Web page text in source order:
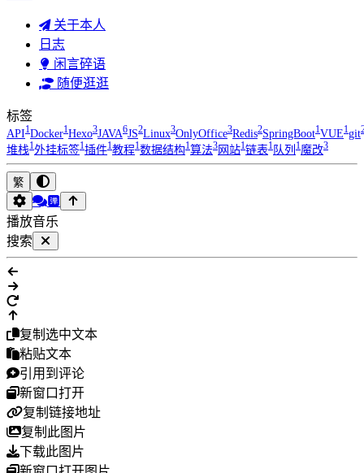
关于本人
日志
闲言碎语
随便逛逛
标签
API1Docker1Hexo3JAVA6JS2Linux3OnlyOffice3Redis2SpringBoot1VUE1git
堆栈1外挂标签1插件1教程1数据结构1算法3网站1链表1队列1魔改3
繁
播放音乐
搜索
复制选中文本
粘贴文本
引用到评论
新窗口打开
复制链接地址
复制此图片
下载此图片